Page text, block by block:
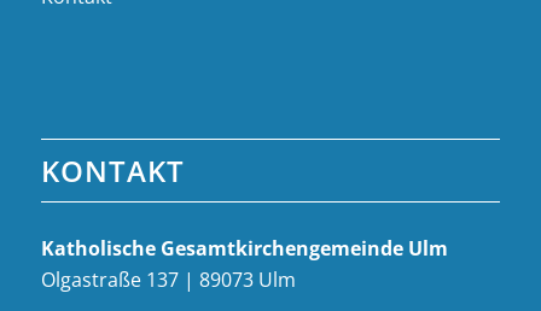
KONTAKT
Katholische Gesamt­kirchen­gemeinde Ulm
Olgastraße 137 | 89073 Ulm